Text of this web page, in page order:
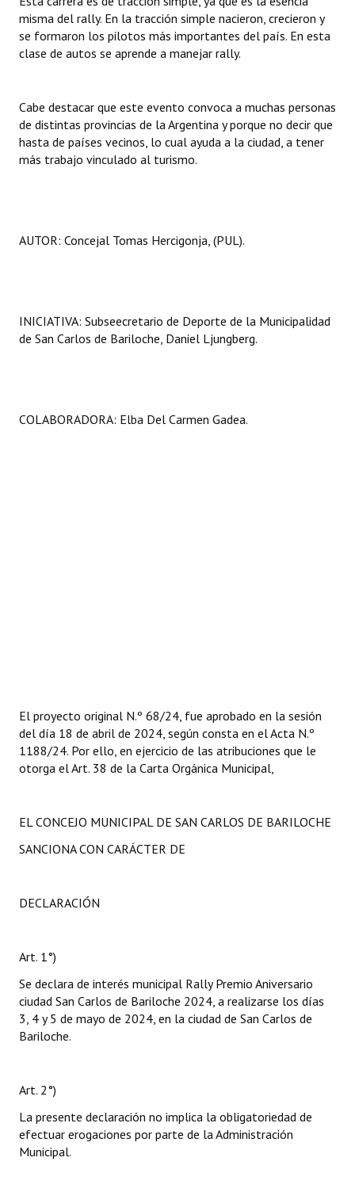
misma del rally. En la tracción simple nacieron, crecieron y
se formaron los pilotos más importantes del país. En esta
clase de autos se aprende a manejar rally.
Cabe destacar que este evento convoca a muchas personas
de distintas provincias de la Argentina y porque no decir que
hasta de países vecinos, lo cual ayuda a la ciudad, a tener
más trabajo vinculado al turismo.
AUTOR: Concejal Tomas Hercigonja, (PUL).
INICIATIVA: Subseecretario de Deporte de la Municipalidad
de San Carlos de Bariloche, Daniel Ljungberg.
COLABORADORA: Elba Del Carmen Gadea.
El proyecto original N.º 68/24, fue aprobado en la sesión
del día 18 de abril de 2024, según consta en el Acta N.º
1188/24. Por ello, en ejercicio de las atribuciones que le
otorga el Art. 38 de la Carta Orgánica Municipal,
EL CONCEJO MUNICIPAL DE SAN CARLOS DE BARILOCHE
SANCIONA CON CARÁCTER DE
DECLARACIÓN
Art. 1°)
Se declara de interés municipal Rally Premio Aniversario
ciudad San Carlos de Bariloche 2024, a realizarse los días
3, 4 y 5 de mayo de 2024, en la ciudad de San Carlos de
Bariloche.
Art. 2°)
La presente declaración no implica la obligatoriedad de
efectuar erogaciones por parte de la Administración
Municipal.